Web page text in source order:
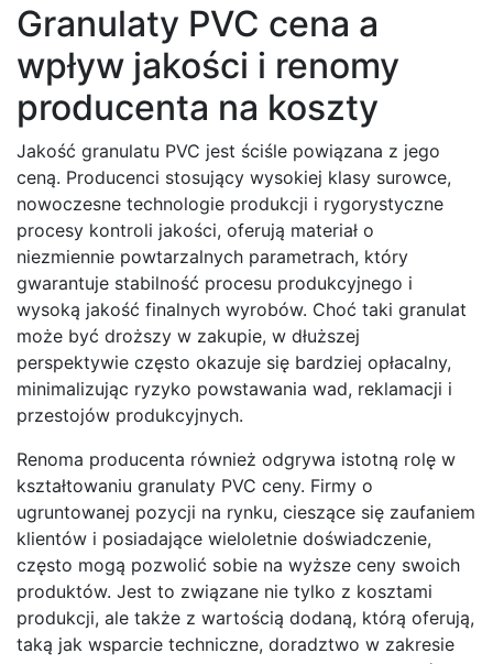
Granulaty PVC cena a
wpływ jakości i renomy
producenta na koszty
Jakość granulatu PVC jest ściśle powiązana z jego
ceną. Producenci stosujący wysokiej klasy surowce,
nowoczesne technologie produkcji i rygorystyczne
procesy kontroli jakości, oferują materiał o
niezmiennie powtarzalnych parametrach, który
gwarantuje stabilność procesu produkcyjnego i
wysoką jakość finalnych wyrobów. Choć taki granulat
może być droższy w zakupie, w dłuższej
perspektywie często okazuje się bardziej opłacalny,
minimalizując ryzyko powstawania wad, reklamacji i
przestojów produkcyjnych.
Renoma producenta również odgrywa istotną rolę w
kształtowaniu granulaty PVC ceny. Firmy o
ugruntowanej pozycji na rynku, cieszące się zaufaniem
klientów i posiadające wieloletnie doświadczenie,
często mogą pozwolić sobie na wyższe ceny swoich
produktów. Jest to związane nie tylko z kosztami
produkcji, ale także z wartością dodaną, którą oferują,
taką jak wsparcie techniczne, doradztwo w zakresie